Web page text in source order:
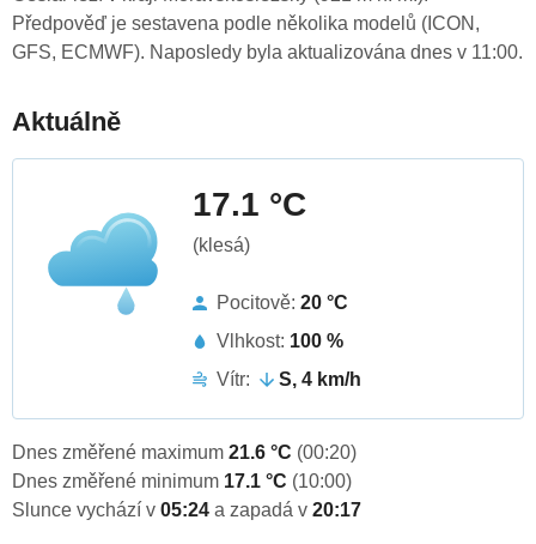
Předpověď je sestavena podle několika modelů (ICON,
GFS, ECMWF). Naposledy byla aktualizována dnes v 11:00.
Aktuálně
17.1 °C
(klesá)
Pocitově: 20 °C
Vlhkost: 100 %
Vítr:
S, 4 km/h
Dnes změřené maximum 21.6 °C (00:20)
Dnes změřené minimum 17.1 °C (10:00)
Slunce vychází v 05:24 a zapadá v 20:17